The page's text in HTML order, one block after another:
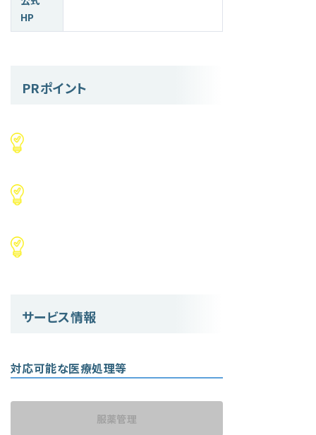
HP
PRポイント
サービス情報
対応可能な医療処理等
服薬管理